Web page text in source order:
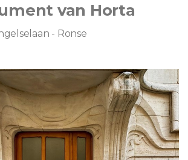
van Horta
- Ronse